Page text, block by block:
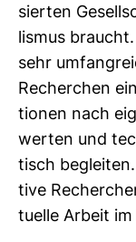
sierten
lismus
sehr
Recher­chen
tionen nach
werten und
tisch
tive
tu­elle Arbeit